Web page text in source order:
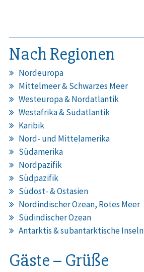
Nach Regionen
Nordeuropa
Mittelmeer & Schwarzes Meer
Westeuropa & Nordatlantik
Westafrika & Südatlantik
Karibik
Nord- und Mittelamerika
Südamerika
Nordpazifik
Südpazifik
Südost- & Ostasien
Nordindischer Ozean, Rotes Meer
Südindischer Ozean
Antarktis & subantarktische Inseln
Gäste – Grüße